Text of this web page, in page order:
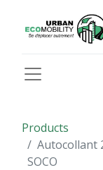
Products
Autocollant
SOCO